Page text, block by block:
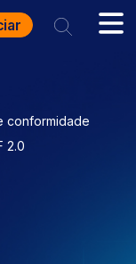
conformidade
2.0